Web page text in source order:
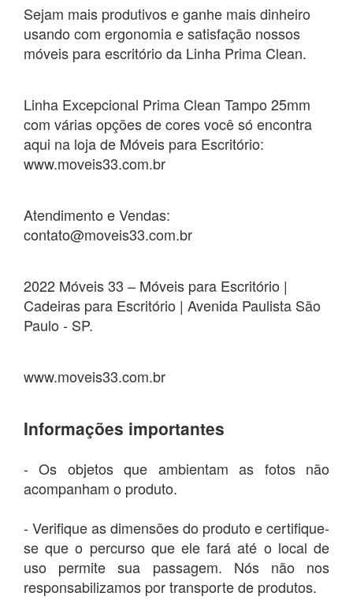
Sejam mais produtivos e ganhe mais dinheiro
usando com ergonomia e satisfação nossos
móveis para escritório da Linha Prima Clean.
Linha Excepcional Prima Clean Tampo 25mm
com várias opções de cores você só encontra
aqui na loja de Móveis para Escritório:
www.moveis33.com.br
Atendimento e Vendas:
contato@moveis33.com.br
2022 Móveis 33 – Móveis para Escritório |
Cadeiras para Escritório | Avenida Paulista São
Paulo - SP.
www.moveis33.com.br
Informações importantes
- Os objetos que ambientam as fotos não
acompanham o produto.
- Verifique as dimensões do produto e certifique-
se que o percurso que ele fará até o local de
uso permite sua passagem. Nós não nos
responsabilizamos por transporte de produtos.